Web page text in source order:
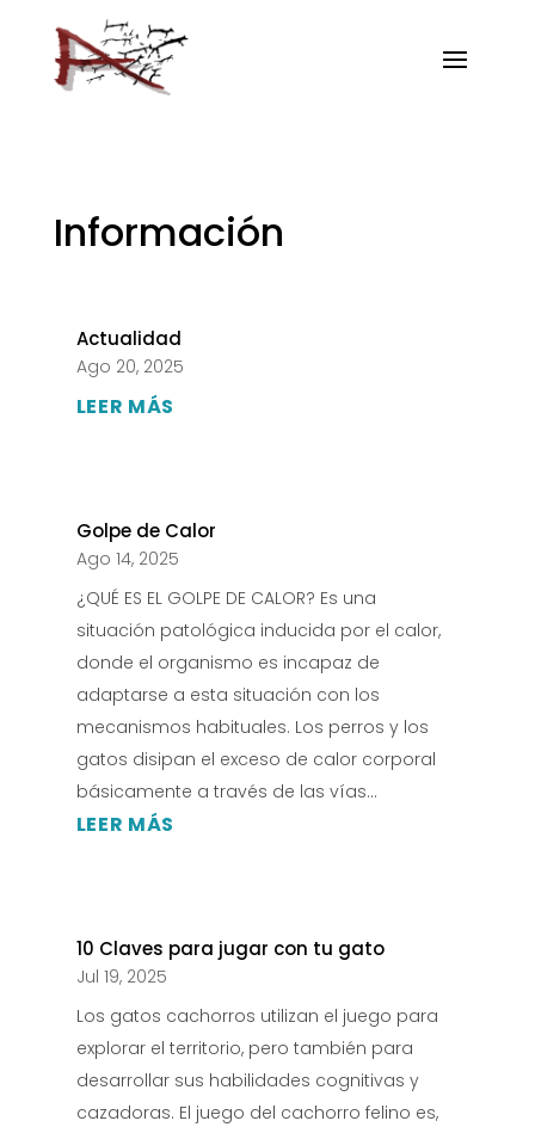
Información
Actualidad
Ago 20, 2025
LEER MÁS
Golpe de Calor
Ago 14, 2025
¿QUÉ ES EL GOLPE DE CALOR? ​Es una
situación patológica inducida por el calor,
donde el organismo es incapaz de
adaptarse a esta situación con los
mecanismos habituales. Los perros y los
gatos disipan el exceso de calor corporal
básicamente a través de las vías...
LEER MÁS
10 Claves para jugar con tu gato
Jul 19, 2025
Los gatos cachorros utilizan el juego para
explorar el territorio, pero también para
desarrollar sus habilidades cognitivas y
cazadoras. El juego del cachorro felino es,